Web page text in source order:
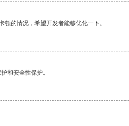
的情况，希望开发者能够优化一下。
和安全性保护。